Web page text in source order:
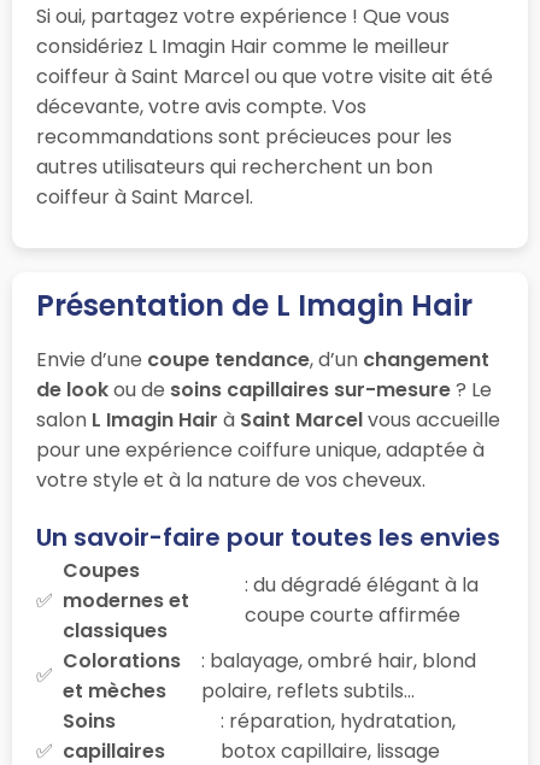
Si oui, partagez votre expérience ! Que vous
considériez L Imagin Hair comme le meilleur
coiffeur à Saint Marcel ou que votre visite ait été
décevante, votre avis compte. Vos
recommandations sont précieuces pour les
autres utilisateurs qui recherchent un bon
coiffeur à Saint Marcel.
Présentation de L Imagin Hair
Envie d’une coupe tendance, d’un changement
de lookou de soins capillaires sur-mesure? Le
salon L Imagin Hair à Saint Marcelvous accueille
pour une expérience coiffure unique, adaptée à
votre style et à la nature de vos cheveux.
Un savoir-faire pour toutes les envies
Coupes
modernes et
classiques
: du dégradé élégant à la
coupe courte affirmée
Colorations
et mèches
: balayage, ombré hair, blond
polaire, reflets subtils…
Soins
capillaires
: réparation, hydratation,
botox capillaire, lissage